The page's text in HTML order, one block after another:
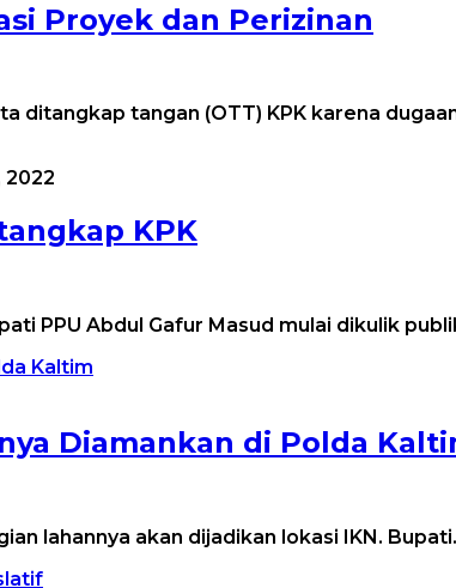
Proyek dan Perizinan
ditangkap tangan (OTT) KPK karena
2022
KPK
PPU Abdul Gafur Masud mulai dikulik
Diamankan di Polda
lahannya akan dijadikan lokasi IKN.